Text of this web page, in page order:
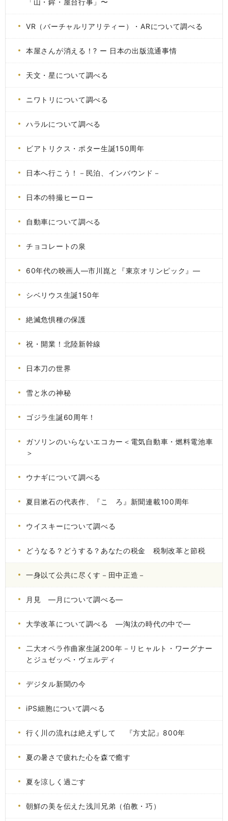
「山・鉾・屋台行事」〜
VR（バーチャルリアリティー）・ARについて調べる
本屋さんが消える！? ー 日本の出版流通事情
天文・星について調べる
ニワトリについて調べる
ハラルについて調べる
ビアトリクス・ポター生誕150周年
日本へ行こう！－民泊、インバウンド－
日本の特撮ヒーロー
自動車について調べる
チョコレートの泉
60年代の映画人―市川崑と『東京オリンピック』―
シベリウス生誕150年
絶滅危惧種の保護
祝・開業！北陸新幹線
日本刀の世界
雪と氷の神秘
ゴジラ生誕60周年！
ガソリンのいらないエコカー＜電気自動車・燃料電池車
＞
ウナギについて調べる
夏目漱石の代表作、『こゝろ』新聞連載100周年
ウイスキーについて調べる
どうなる？どうする？あなたの税金 税制改革と節税
一身以て公共に尽くす－田中正造－
月見 ―月について調べる―
大学改革について調べる ―淘汰の時代の中で―
二大オペラ作曲家生誕200年－リヒャルト・ワーグナー
とジュゼッペ・ヴェルディ
デジタル新聞の今
iPS細胞について調べる
行く川の流れは絶えずして 『方丈記』800年
夏の暑さで疲れた心を森で癒す
夏を涼しく過ごす
朝鮮の美を伝えた浅川兄弟（伯教・巧）